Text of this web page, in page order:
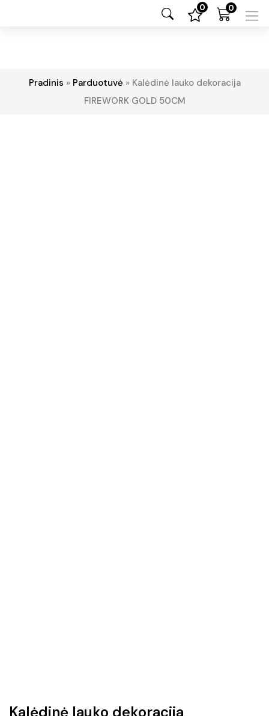
0 0
Pradinis » Parduotuvė » Kalėdinė lauko dekoracija
FIREWORK GOLD 50CM
Kalėdinė lauko dekoracija